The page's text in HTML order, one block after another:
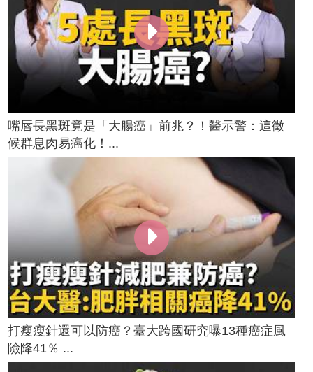
嘴唇長黑斑竟是「大腸癌」前兆？！醫示警：這徵
候群息肉易癌化！...
打瘦瘦針還可以防癌？臺大跨國研究曝13種癌症風
險降41％ ...